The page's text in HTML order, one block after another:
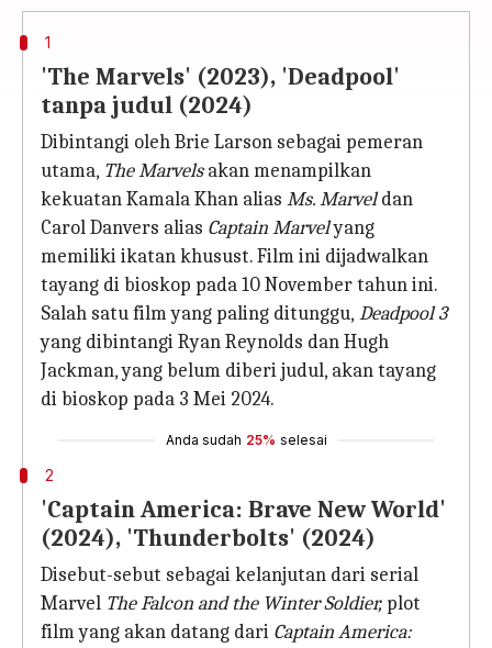
1
'The Marvels' (2023), 'Deadpool'
tanpa judul (2024)
Dibintangi oleh Brie Larson sebagai pemeran
utama, The Marvelsakan menampilkan
kekuatan Kamala Khan alias Ms. Marveldan
Carol Danvers alias Captain Marvelyang
memiliki ikatan khusust. Film ini dijadwalkan
tayang di bioskop pada 10 November tahun ini.
Salah satu film yang paling ditunggu, Deadpool 3
yang dibintangi Ryan Reynolds dan Hugh
Jackman, yang belum diberi judul, akan tayang
di bioskop pada 3 Mei 2024.
Anda sudah 25% selesai
2
'Captain America: Brave New World'
(2024), 'Thunderbolts' (2024)
Disebut-sebut sebagai kelanjutan dari serial
Marvel The Falcon and the Winter Soldier, plot
film yang akan datang dari Captain America: